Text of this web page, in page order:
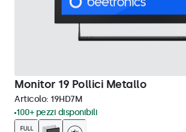
Monitor 19 Pollici Metallo
Articolo: 19HD7M
100+ pezzi disponibili